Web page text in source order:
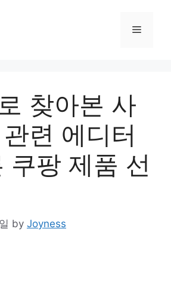
Menu
찾아본 사
련 에디터
쿠팡 제품 선
by Joyness